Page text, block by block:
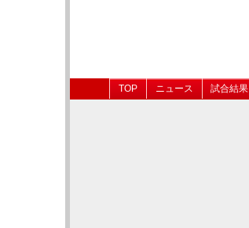
TOP ニュース 試合結果